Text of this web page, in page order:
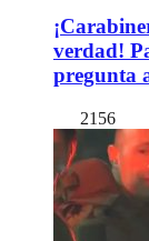
verdad!
pregunta
2156